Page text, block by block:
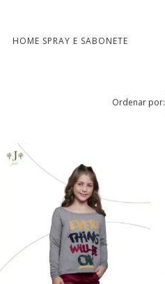
HOME SPRAY E SABONETE
Ordenar por: